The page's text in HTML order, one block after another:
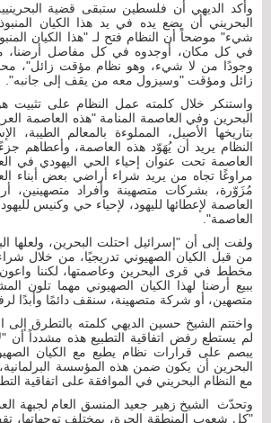
وأكد الديهي أن فلسطين ستبقى قضية
البحريني أن يضع يده في يد هذا الكيان
شيء" موضحاً أن النظام فتح لـ "هذا الكيان
في كل مكان، أوجدوه في كل مفاصل أرضنا،
وجودًا من لا شيء، وهو نظام مؤقت زائل"،
زائل ومؤقت "وسيزول معه من يقف إلى جانبه".
واستنكر خلال كلمته عمل النظام على تثبيت
البحرين وفي العاصمة المنامة "هذه العاصمة
بتاريخها الأصيل، المملوءة بالمعالم الطيبة،
النظام يريد أن يُهَوّد هذه العاصمة، وأعطاهم
العاصمة تحت عنوان إحياء الحي اليهودي في
مراوغًا تجاه من يريد شراء أراضي بعض أبناء
مُزَوّرة، بشركات متصهينة وأفراد متصهينين،
العاصمة لإعطائها لليهود، لإحياء حي وكنيس
العاصمة".
ولفت إلى أن "إسرائيل احتلت البحرين، ولعلها
من قبل الكيان الصهيوني تدريجيًا، من خلال
مخطط في قرى البحرين وعاصمتها، لكننا
ببيع أرضنا لهذا الكيان الصهيوني مهما تلون
متصهين، أو شركة متصهينة، سنقف دائمًا وأبدًا
واختتم الشيخ حسين الديهي كلمته بالتطرق إلى
لم يستطع رفض اتفاقية التطبيع هذه مشدداً أن
يبصم على قرارات نظام يطبع مع الكيان
البحرين أن يكون ضمن هذه المؤسسة
مع النظام البحريني في الموافقة على اتفاقية
وتحدّث الشيخ زهير جعيد المنسق العام لجبهة
"كل شعوب المنطقة الحرة، بمختلف